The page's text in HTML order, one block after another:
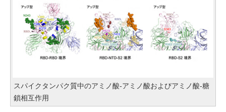
スパイクタンパク質中のアミノ酸-アミノ酸およびアミノ酸-糖
鎖相互作用